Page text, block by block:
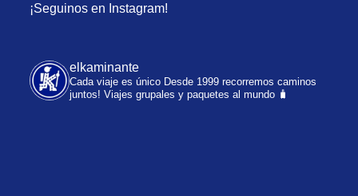
¡Seguinos en Instagram!
elkaminante
Cada viaje es único Desde 1999 recorremos caminos
juntos! Viajes grupales y paquetes al mundo 🧳